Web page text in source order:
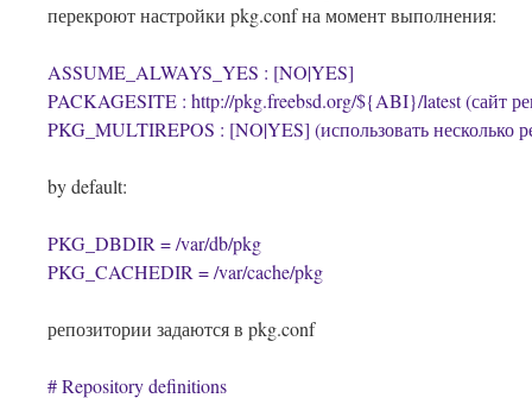
перекроют настройки pkg.conf на момент выполнения:
ASSUME_ALWAYS_YES : [NO|YES]
PACKAGESITE : http://pkg.freebsd.org/${ABI}/latest (сайт
PKG_MULTIREPOS : [NO|YES] (использовать несколько
by default:
PKG_DBDIR = /var/db/pkg
PKG_CACHEDIR = /var/cache/pkg
репозитории задаются в pkg.conf
# Repository definitions